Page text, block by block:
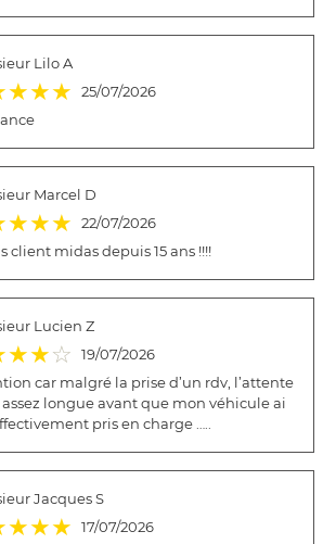
Lilo A
(*)
★ (*)
★ (*)
★
25/07/2026
Marcel D
(*)
★ (*)
★ (*)
★
22/07/2026
client midas depuis 15 ans !!!!
Lucien Z
(*)
★ (*)
★ ( )
☆
19/07/2026
car malgré la prise d’un rdv, l’attente
assez longue avant que mon véhicule ai
pris en charge …..
Jacques S
(*)
★ (*)
★ (*)
★
17/07/2026